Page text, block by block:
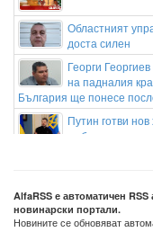
Областният
доста силен
Георги
на падналия
България ще понесе
Путин готви
мобилизация
Лъчетерапия и
на Джо Байдън
AlfaRSS е автоматичен
новинарски портали.
Новините се обновяват